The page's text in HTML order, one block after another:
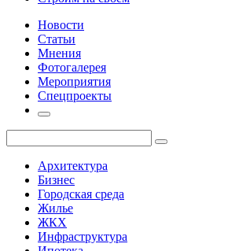
Новости
Статьи
Мнения
Фотогалерея
Мероприятия
Спецпроекты
Архитектура
Бизнес
Городская среда
Жилье
ЖКХ
Инфраструктура